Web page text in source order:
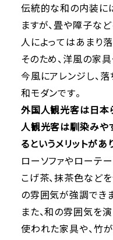
伝統的な和の内装に
ますが、畳や障子な
人によってはあまり
そのため、洋風の家
今風にアレンジし、
和モダンです。
外国人観光客は日本
人観光客は馴染みや
るというメリットがあ
ローソファやローテ
こげ茶、抹茶色など
の雰囲気が強調できま
また、和の雰囲気を
使われた家具や、竹